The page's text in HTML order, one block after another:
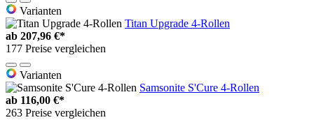
Varianten
Titan Upgrade 4-Rollen
ab 207,96 €*
177 Preise vergleichen
Varianten
Samsonite S'Cure 4-Rollen
ab 116,00 €*
263 Preise vergleichen